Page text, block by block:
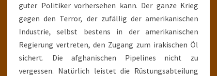
guter Politiker vorhersehen kann. Der ganze Krieg
gegen den Terror, der zufällig der amerikanischen
Industrie, selbst bestens in der amerikanischen
Regierung vertreten, den Zugang zum irakischen Öl
sichert. Die afghanischen Pipelines nicht zu
vergessen. Natürlich leistet die Rüstungsabteilung